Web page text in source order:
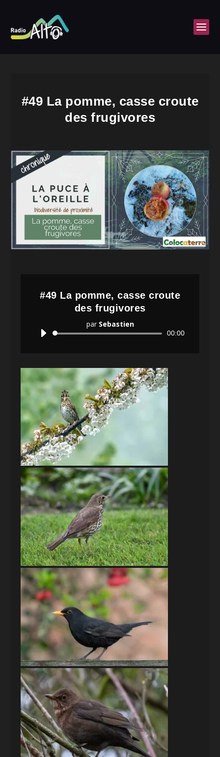
#49 La pomme, casse croute
des frugivores
#49 La pomme, casse croute
des frugivores
par Sebastien
Lecteur
00:00